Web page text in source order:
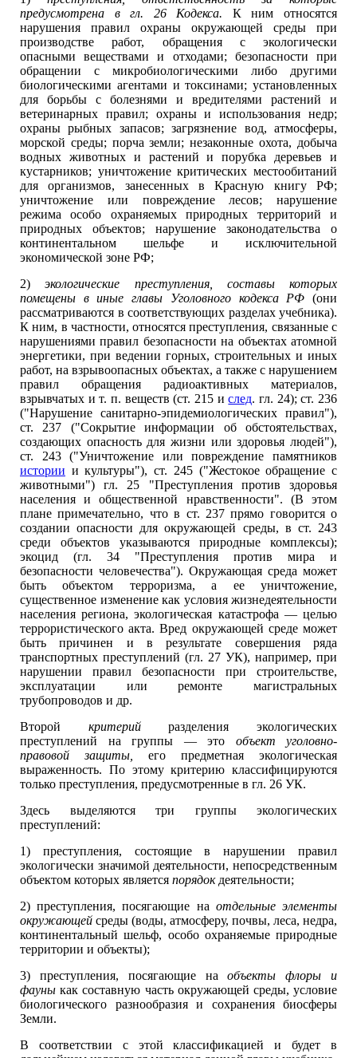
предусмотрена в гл. 26 Кодекса. К ним относятся
нарушения правил охраны окружающей среды при
производстве работ, обращения с экологически
опасными веществами и отходами; безопасности при
обращении с микробиологическими либо другими
биологическими агентами и токсинами; установленных
для борьбы с болезнями и вредителями растений и
ветеринарных правил; охраны и использования недр;
охраны рыбных запасов; загрязнение вод, атмосферы,
морской среды; порча земли; незаконные охота, добыча
водных животных и растений и порубка деревьев и
кустарников; уничтожение критических местообитаний
для организмов, занесенных в Красную книгу РФ;
уничтожение или повреждение лесов; нарушение
режима особо охраняемых природных территорий и
природных объектов; нарушение законодательства о
континентальном шельфе и исключительной
экономической зоне РФ;
2)экологические преступления, составы которых
помещены в иные главы Уголовного кодекса РФ (они
рассматриваются в соответствующих разделах учебника).
К ним, в частности, относятся преступления, связанные с
нарушениями правил безопасности на объектах атомной
энергетики, при ведении горных, строительных и иных
работ, на взрывоопасных объектах, а также с нарушением
правил обращения радиоактивных материалов,
взрывчатых и т. п. веществ (ст. 215 ислед. гл. 24); ст. 236
("Нарушение санитарно-эпидемиологических правил"),
ст. 237 ("Сокрытие информации об обстоятельствах,
создающих опасность для жизни или здоровья людей"),
ст. 243 ("Уничтожение или повреждение памятников
истории и культуры"), ст. 245 ("Жестокое обращение с
животными") гл. 25 "Преступления против здоровья
населения и общественной нравственности". (В этом
плане примечательно, что в ст. 237 прямо говорится о
создании опасности для окружающей среды, в ст. 243
среди объектов указываются природные комплексы);
экоцид (гл. 34 "Преступления против мира и
безопасности человечества"). Окружающая среда может
быть объектом терроризма, а ее уничтожение,
существенное изменение как условия жизнедеятельности
населения региона, экологическая катастрофа — целью
террористического акта. Вред окружающей среде может
быть причинен и в результате совершения ряда
транспортных преступлений (гл. 27 УК), например, при
нарушении правил безопасности при строительстве,
эксплуатации или ремонте магистральных
трубопроводов и др.
Второй критерийразделения экологических
преступлений на группы — это объект уголовно-
правовой защиты, его предметная экологическая
выраженность. По этому критерию классифицируются
только преступления, предусмотренные в гл. 26 УК.
Здесь выделяются три группы экологических
преступлений:
1) преступления, состоящие в нарушении правил
экологически значимой деятельности, непосредственным
объектом которых является порядок деятельности;
2) преступления, посягающие на отдельные элементы
окружающей среды (воды, атмосферу, почвы, леса, недра,
континентальный шельф, особо охраняемые природные
территории и объекты);
3) преступления, посягающие наобъекты флоры и
фауныкак составную часть окружающей среды, условие
биологического разнообразия и сохранения биосферы
Земли.
В соответствии с этой классификацией и будет в